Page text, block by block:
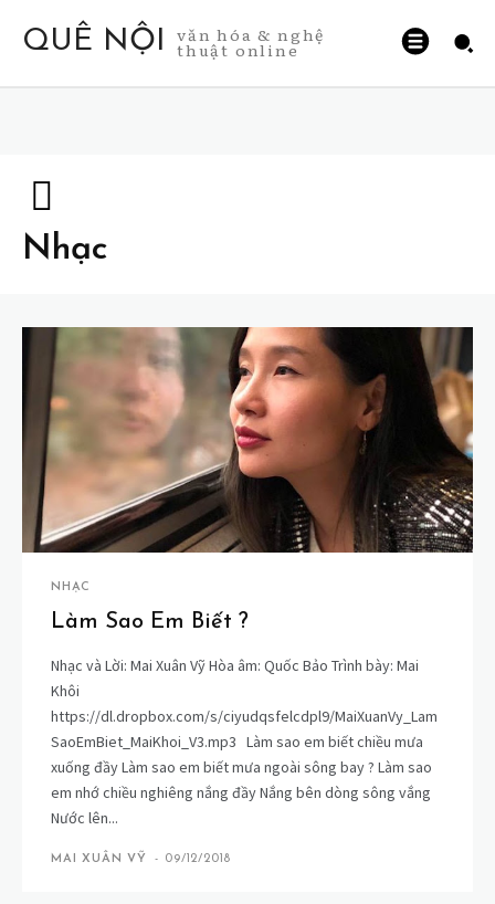
QUÊ NỘI văn hóa & nghệ
thuật online
Nhạc
NHẠC
Làm Sao Em Biết ?
Nhạc và Lời: Mai Xuân Vỹ Hòa âm: Quốc Bảo Trình bày: Mai
Khôi
https://dl.dropbox.com/s/ciyudqsfelcdpl9/MaiXuanVy_Lam
SaoEmBiet_MaiKhoi_V3.mp3 Làm sao em biết chiều mưa
xuống đầy Làm sao em biết mưa ngoài sông bay ? Làm sao
em nhớ chiều nghiêng nắng đầy Nắng bên dòng sông vắng
Nước lên...
MAI XUÂN VỸ - 09/12/2018